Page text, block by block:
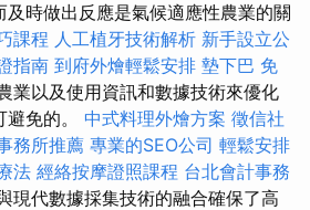
及時做出反應是氣候適應性農業的關
課程 人工植牙技術解析 新手設立公
指南 到府外燴輕鬆安排 墊下巴 免
業以及使用資訊和數據技術來優化
免的。 中式料理外燴方案 徵信社
務所推薦 專業的SEO公司 輕鬆安排
法 經絡按摩證照課程 台北會計事務
現代數據採集技術的融合確保了高